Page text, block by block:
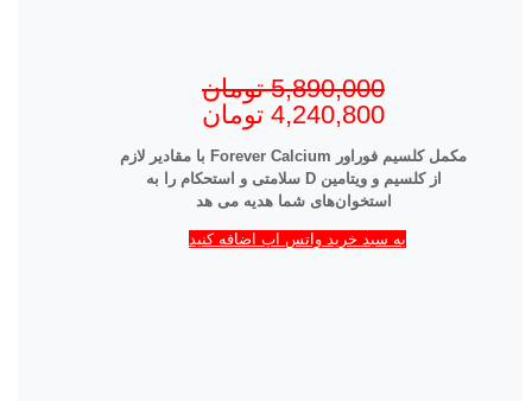
5,890,000 تومان
4,240,800 تومان
مکمل کلسیم فوراور Forever Calcium با مقادیر لازم
از کلسیم و ویتامین D سلامتی و استحکام را به
استخوان‌های شما هدیه می هد
به سبد خرید واتس اپ اضافه کنید